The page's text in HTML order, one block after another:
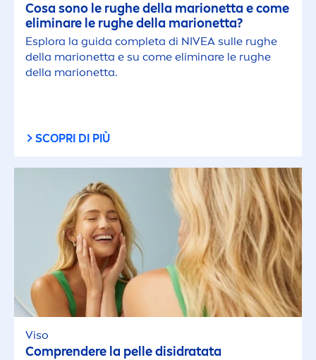
Cosa sono le rughe della marionetta e come
eliminare le rughe della marionetta?
Esplora la guida completa di NIVEA sulle rughe
della marionetta e su come eliminare le rughe
della marionetta.
SCOPRI DI PIÙ
Viso
Comprendere la pelle disidratata